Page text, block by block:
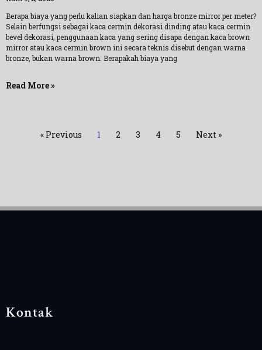
Berapa biaya yang perlu kalian siapkan dan harga bronze mirror per meter?
Selain berfungsi sebagai kaca cermin dekorasi dinding atau kaca cermin
bevel dekorasi, penggunaan kaca yang sering disapa dengan kaca brown
mirror atau kaca cermin brown ini secara teknis disebut dengan warna
bronze, bukan warna brown. Berapakah biaya yang
Read More »
« Previous 1 2 3 4 5 Next »
Kontak